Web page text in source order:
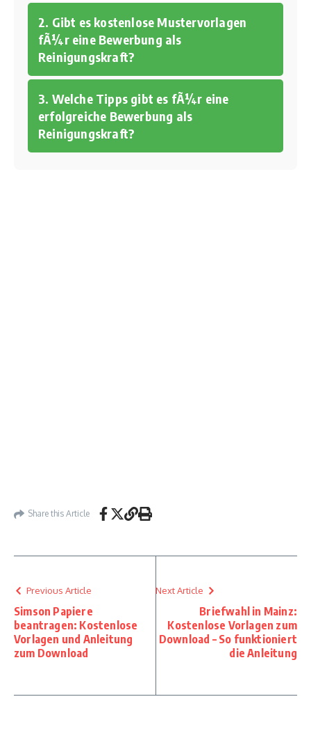
2. Gibt es kostenlose Mustervorlagen
fÃ¼r eine Bewerbung als
Reinigungskraft?
3. Welche Tipps gibt es fÃ¼r eine
erfolgreiche Bewerbung als
Reinigungskraft?
Share this Article
Previous Article
Simson Papiere
beantragen: Kostenlose
Vorlagen und Anleitung
zum Download
Next Article
Briefwahl in Mainz:
Kostenlose Vorlagen zum
Download – So funktioniert
die Anleitung